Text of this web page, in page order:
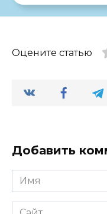
Оцените статью
Добавить
Имя
*
Сайт